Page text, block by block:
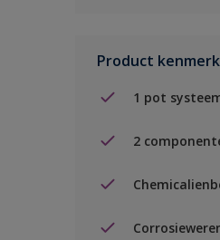
Product
1 pot
2